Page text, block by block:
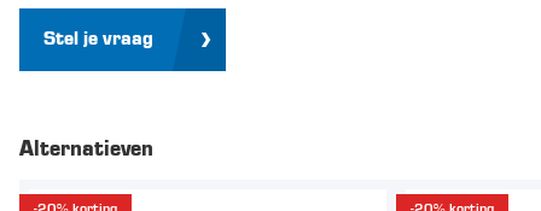
Stel je vraag
Alternatieven